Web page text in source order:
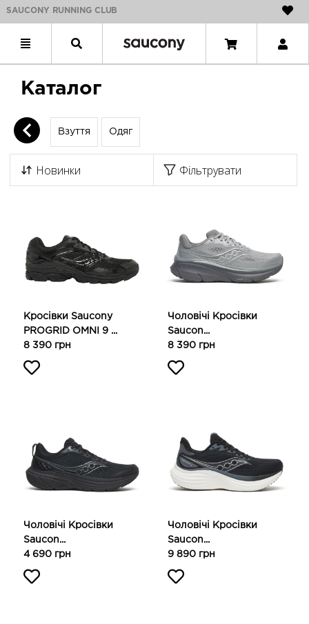
SAUCONY RUNNING CLUB
Каталог
Взуття Одяг
Новинки Фільтрувати
Кросівки Saucony
PROGRID OMNI 9 ...
8 390 грн
Чоловічі Кросівки
Saucon...
8 390 грн
Чоловічі Кросівки
Saucon...
4 690 грн
Чоловічі Кросівки
Saucon...
9 890 грн